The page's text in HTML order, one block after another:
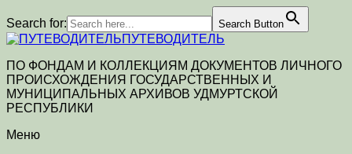
Search for: Search Button
ПУТЕВОДИТЕЛЬ
ПО ФОНДАМ И КОЛЛЕКЦИЯМ ДОКУМЕНТОВ ЛИЧНОГО
ПРОИСХОЖДЕНИЯ ГОСУДАРСТВЕННЫХ И
МУНИЦИПАЛЬНЫХ АРХИВОВ УДМУРТСКОЙ
РЕСПУБЛИКИ
Меню